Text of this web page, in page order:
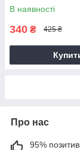
В наявності
340 ₴ 425 ₴
Про нас
95%